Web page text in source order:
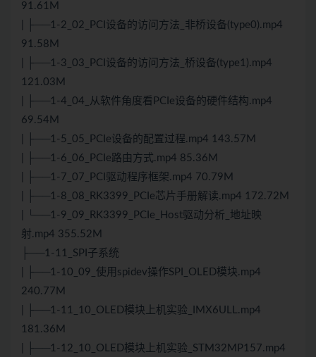
91.61M
| ├──1-2_02_PCI设备的访问方法_非桥设备(type0).mp4
91.58M
| ├──1-3_03_PCI设备的访问方法_桥设备(type1).mp4
121.03M
| ├──1-4_04_从软件角度看PCIe设备的硬件结构.mp4
69.54M
| ├──1-5_05_PCIe设备的配置过程.mp4 143.57M
| ├──1-6_06_PCIe路由方式.mp4 85.36M
| ├──1-7_07_PCI驱动程序框架.mp4 70.79M
| ├──1-8_08_RK3399_PCIe芯片手册解读.mp4 172.72M
| └──1-9_09_RK3399_PCIe_Host驱动分析_地址映
射.mp4 355.52M
├──1-11_SPI子系统
| ├──1-10_09_使用spidev操作SPI_OLED模块.mp4
240.77M
| ├──1-11_10_OLED模块上机实验_IMX6ULL.mp4
181.36M
| ├──1-12_10_OLED模块上机实验_STM32MP157.mp4